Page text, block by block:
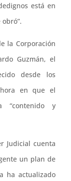
está en
la Corporación
Guzmán, el
desde los
en que el
“contenido y
Judicial cuenta
un plan de
ha actualizado